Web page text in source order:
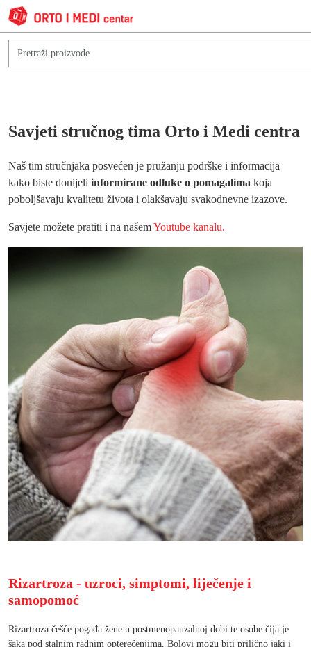
Savjeti stručnog tima Orto i Medi centra
Naš tim stručnjaka posvećen je pružanju podrške i informacija
kako biste donijeli informirane odluke o pomagalima koja
poboljšavaju kvalitetu života i olakšavaju svakodnevne izazove.
Savjete možete pratiti i na našemYoutube kanalu.
Rizartroza - uzroci, simptomi, liječenje i
samopomoć
Rizartroza češće pogađa žene u postmenopauzalnoj dobi te osobe čija je
šaka pod stalnim radnim opterećenjima. Bolovi mogu biti prilično jaki i